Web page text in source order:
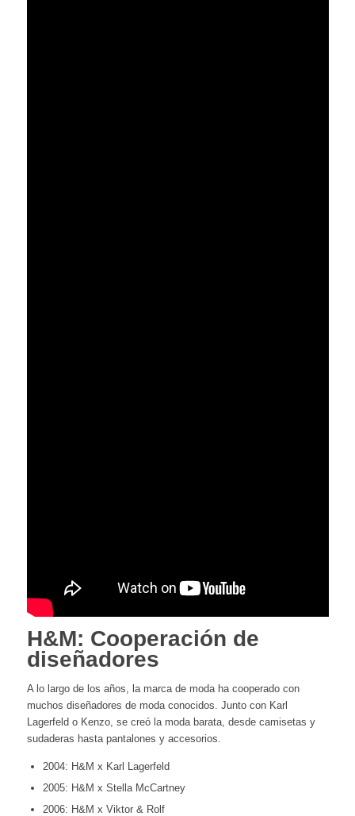
H&M: Cooperación de
diseñadores
A lo largo de los años, la marca de moda ha cooperado con
muchos diseñadores de moda conocidos. Junto con Karl
Lagerfeld o Kenzo, se creó la moda barata, desde camisetas y
sudaderas hasta pantalones y accesorios.
2004: H&M x Karl Lagerfeld
2005: H&M x Stella McCartney
2006: H&M x Viktor & Rolf